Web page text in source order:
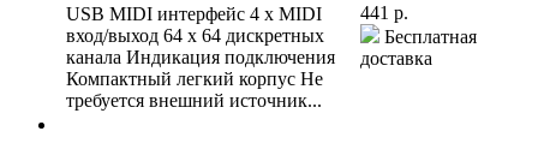
USB MIDI интерфейс 4 x MIDI
вход/выход 64 x 64 дискретных
канала Индикация подключения
Компактный легкий корпус Не
требуется внешний источник...
441 р.
Бесплатная
доставка